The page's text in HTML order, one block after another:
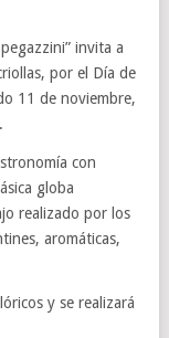
invita a
por el Día de
11 de noviembre,
con
globa
realizado por los
aromáticas,
y se realizará